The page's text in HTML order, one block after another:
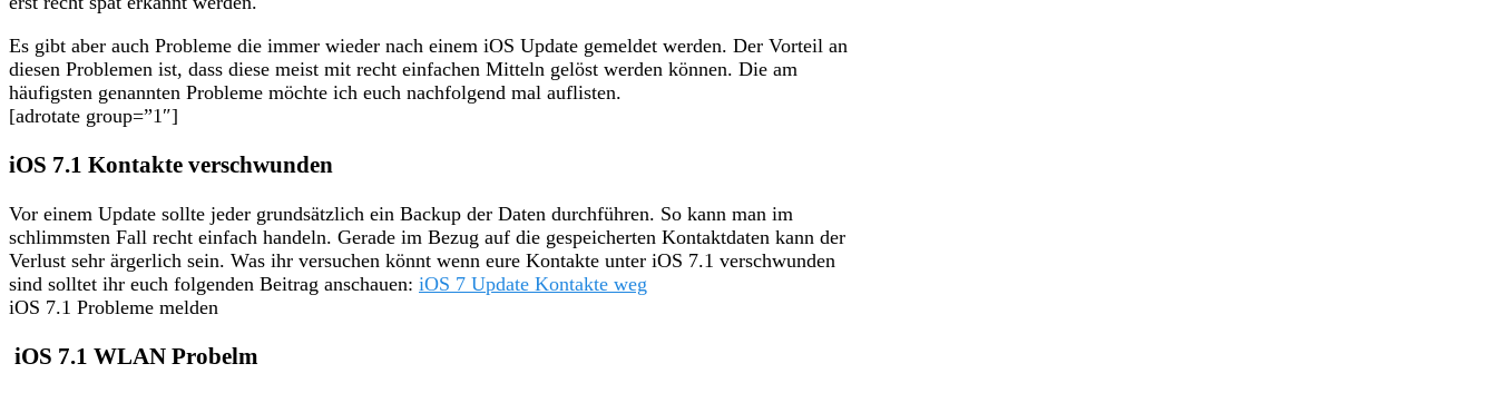
Es gibt aber auch Probleme die immer wieder nach einem iOS Update gemeldet werden. Der Vorteil an
diesen Problemen ist, dass diese meist mit recht einfachen Mitteln gelöst werden können. Die am
häufigsten genannten Probleme möchte ich euch nachfolgend mal auflisten.
[adrotate group=”1″]
iOS 7.1 Kontakte verschwunden
Vor einem Update sollte jeder grundsätzlich ein Backup der Daten durchführen. So kann man im
schlimmsten Fall recht einfach handeln. Gerade im Bezug auf die gespeicherten Kontaktdaten kann der
Verlust sehr ärgerlich sein. Was ihr versuchen könnt wenn eure Kontakte unter iOS 7.1 verschwunden
sind solltet ihr euch folgenden Beitrag anschauen: iOS 7 Update Kontakte weg
iOS 7.1 Probleme melden
iOS 7.1 WLAN Probelm